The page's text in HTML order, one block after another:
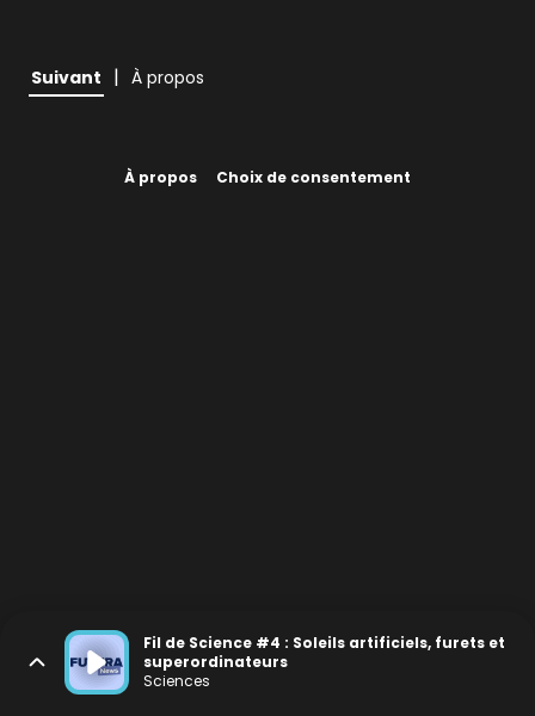
Suivant | À propos
À propos Choix de consentement
Fil de Science #4 : Soleils artificiels, furets et
superordinateurs
Sciences